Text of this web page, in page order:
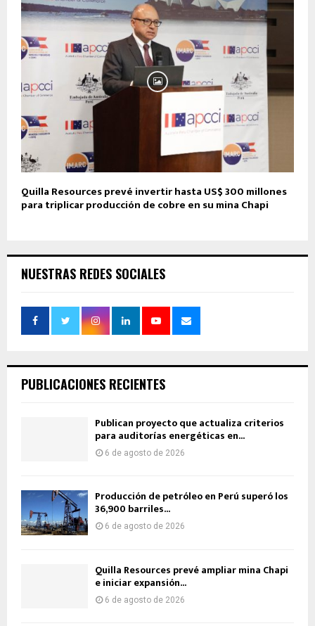
Quilla Resources prevé invertir hasta US$ 300 millones
para triplicar producción de cobre en su mina Chapi
NUESTRAS REDES SOCIALES
PUBLICACIONES RECIENTES
Publican proyecto que actualiza criterios
para auditorías energéticas en...
6 de agosto de 2026
Producción de petróleo en Perú superó los
36,900 barriles...
6 de agosto de 2026
Quilla Resources prevé ampliar mina Chapi
e iniciar expansión...
6 de agosto de 2026